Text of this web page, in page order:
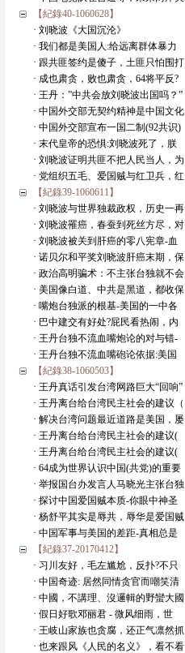
【紀錄40-1060628】
· 刘晓波《大国沉沦》
· 我们都是美国人:给远离群体暴力
· 跟共匪签约是傻子，土匪只怕围打
· 成也肃贪，败也肃贪，64将平反?
· 王丹：”中共会放刘晓波出国吗？”
· 中国外交部无契约精神是中国文化
· 中国外交部宣布一国二制(92共识)
· 末代皇帝的恐惧:刘晓波死了，朕
· 刘晓波证明共匪不把人民当人，为
· 党组织五毛、爱国贼与红卫兵，红
【紀錄39-1060611】
· 刘晓波与世界独裁政权，历史一再
· 刘晓波罹癌，春蚕到死丝方尽，对
· 刘晓波被关到肝癌的零八宪章-血
· 诺贝尔和平奖刘晓波肝癌末期，保
· 政治高明骗术：不主张台独就不会
· 美国像白道、中共是黑道，都收保
· 嘴炮台独派的根基-美国的一中各
· 巴中建交有好处?屁民看热闹，内
· 王丹台独不流血嘴炮论的对与错-
· 王丹台独不流血嘴砲论依据:美国
【紀錄38-1060503】
· 王丹真话引发台湾网路巨大“回响”
· 王丹离台给台湾民主社会的建议（
· 解决台湾问题最近道路是美国，屡
· 王丹离台给台湾民主社会的建议(
· 王丹离台给台湾民主社会的建议(
· 64成为世界认识中国(共党)的重要
· 举报国台办发言人马晓光主张台独
· 探讨中国爱国贼本质-你眼中神圣
· 杨舒平其实是辱共，辱华是爱国贼
· 中国军事与美国的差距-真相总是
【紀錄37-20170412】
· 习川友好，毛左尴尬，反扑?不只
· 中国奇迹: 居然同情贪官而嘲笑清
· 中國，不講理、沒邏輯的野蠻大國
· 假日好歌邓丽君 - 微风细雨，世
· 王岐山家族也贪腐，还正气凛然抓
· 也来跟风《人民的名义》，看不看